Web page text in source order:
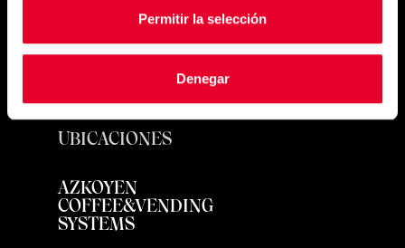
Permitir la selección
Denegar
UBICACIONES
AZKOYEN
COFFEE&VENDING
SYSTEMS